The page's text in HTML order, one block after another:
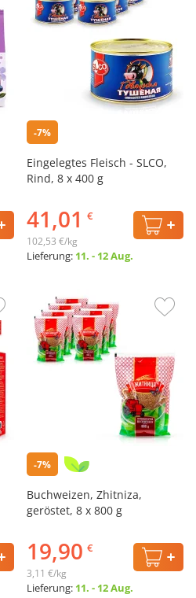
-7%
Eingelegtes Fleisch - SLCO,
Rind, 8 х 400 g
41,01 €
102,53 €/kg
Lieferung: 11. - 12 Aug.
-7%
Buchweizen, Zhitniza,
geröstet, 8 х 800 g
19,90 €
3,11 €/kg
Lieferung: 11. - 12 Aug.